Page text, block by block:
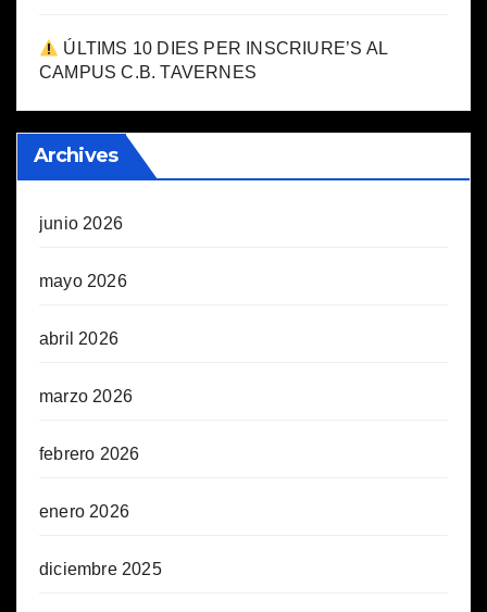
ÚLTIMS 10 DIES PER INSCRIURE’S AL
CAMPUS C.B. TAVERNES
Archives
junio 2026
mayo 2026
abril 2026
marzo 2026
febrero 2026
enero 2026
diciembre 2025